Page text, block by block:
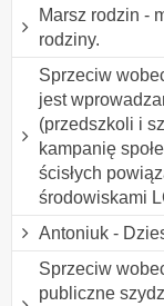
Marsz rodzin -
rodziny.
Sprzeciw
jest
(przedszkoli i
kampanię
ścisłych
środowiskami
Antoniuk -
Sprzeciw
publiczne